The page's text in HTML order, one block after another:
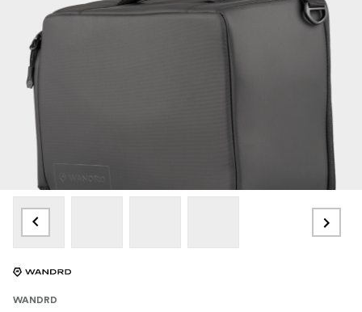
WANDRD